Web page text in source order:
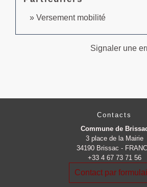
Versement mobilité
Signaler une
Contacts
Commune de
3 place de la Mairie
34190 Brissac -
+33 4 67 73 71 56
Contact par